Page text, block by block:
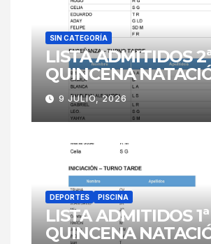
SIN CATEGORÍA
LISTA ADMITIDOS
QUINCENA
9 JULIO, 2026
DEPORTES PISCINA
LISTA ADMITIDOS 1ª
QUINCENA